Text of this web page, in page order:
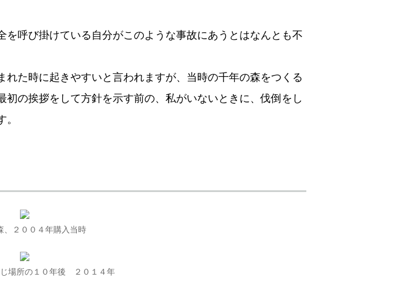
呼び掛けている自分がこのような事故にあうとはなんとも不
た時に起きやすいと言われますが、当時の千年の森をつくる
の挨拶をして方針を示す前の、私がいないときに、伐倒をし
、２００４年購入当時
じ場所の１０年後 ２０１４年